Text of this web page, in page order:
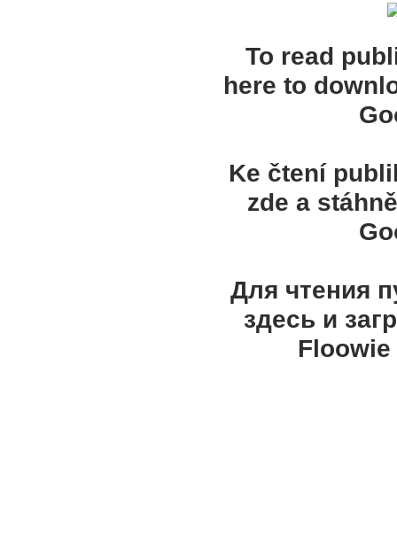
To read
here to
Ke čtení
zde a
Для чтения
здесь и
Floowie